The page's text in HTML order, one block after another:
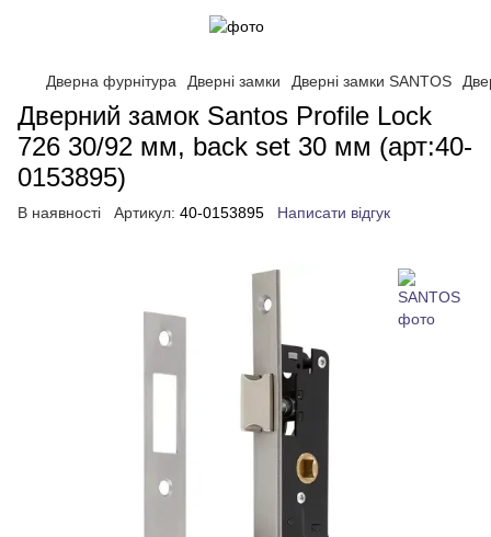
Дверна фурнітура Дверні замки Дверні замки SANTOS
Дверний замок Santos Profile Lock
726 30/92 мм, back set 30 мм (арт:40-
0153895)
В наявності Артикул: 40-0153895 Написати відгук